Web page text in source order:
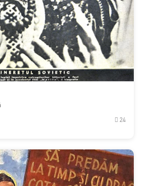
24